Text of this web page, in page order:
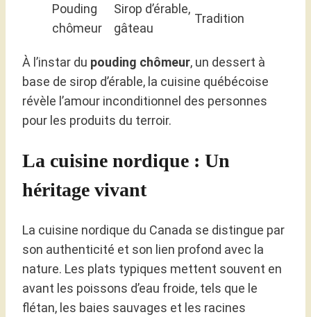
Pouding
chômeur
Sirop d’érable,
gâteau
Tradition
À l’instar du pouding chômeur, un dessert à
base de sirop d’érable, la cuisine québécoise
révèle l’amour inconditionnel des personnes
pour les produits du terroir.
La cuisine nordique : Un
héritage vivant
La cuisine nordique du Canada se distingue par
son authenticité et son lien profond avec la
nature. Les plats typiques mettent souvent en
avant les poissons d’eau froide, tels que le
flétan, les baies sauvages et les racines